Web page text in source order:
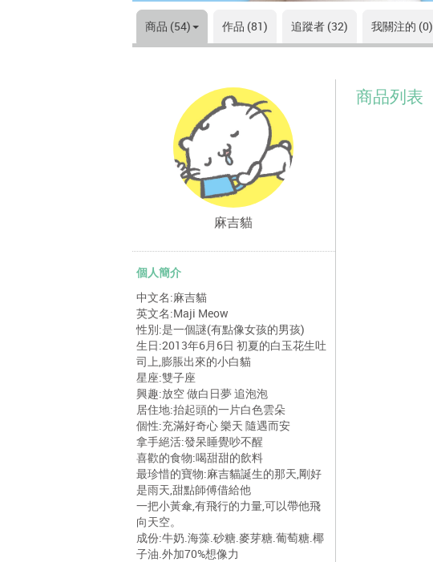
商品 (54) 作品 (81) 追蹤者 (32) 我關注的 (0)
麻吉貓
個人簡介
中文名:麻吉貓
英文名:Maji Meow
性別:是一個謎(有點像女孩的男孩)
生日:2013年6月6日 初夏的白玉花生吐
司上,膨脹出來的小白貓
星座:雙子座
興趣:放空 做白日夢 追泡泡
居住地:抬起頭的一片白色雲朵
個性:充滿好奇心 樂天 隨遇而安
拿手絕活:發呆睡覺吵不醒
喜歡的食物:喝甜甜的飲料
最珍惜的寶物:麻吉貓誕生的那天,剛好
是雨天,甜點師傅借給他
一把小黃傘,有飛行的力量,可以帶他飛
向天空。
成份:牛奶.海藻.砂糖.麥芽糖.葡萄糖.椰
子油.外加70%想像力
商品列表